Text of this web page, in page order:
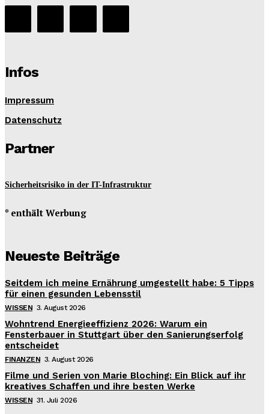
Infos
Impressum
Datenschutz
Partner
Sicherheitsrisiko in der IT-Infrastruktur
* enthält Werbung
Neueste Beiträge
Seitdem ich meine Ernährung umgestellt habe: 5 Tipps
für einen gesunden Lebensstil
WISSEN 3. August 2026
Wohntrend Energieeffizienz 2026: Warum ein
Fensterbauer in Stuttgart über den Sanierungserfolg
entscheidet
FINANZEN 3. August 2026
Filme und Serien von Marie Bloching: Ein Blick auf ihr
kreatives Schaffen und ihre besten Werke
WISSEN 31. Juli 2026